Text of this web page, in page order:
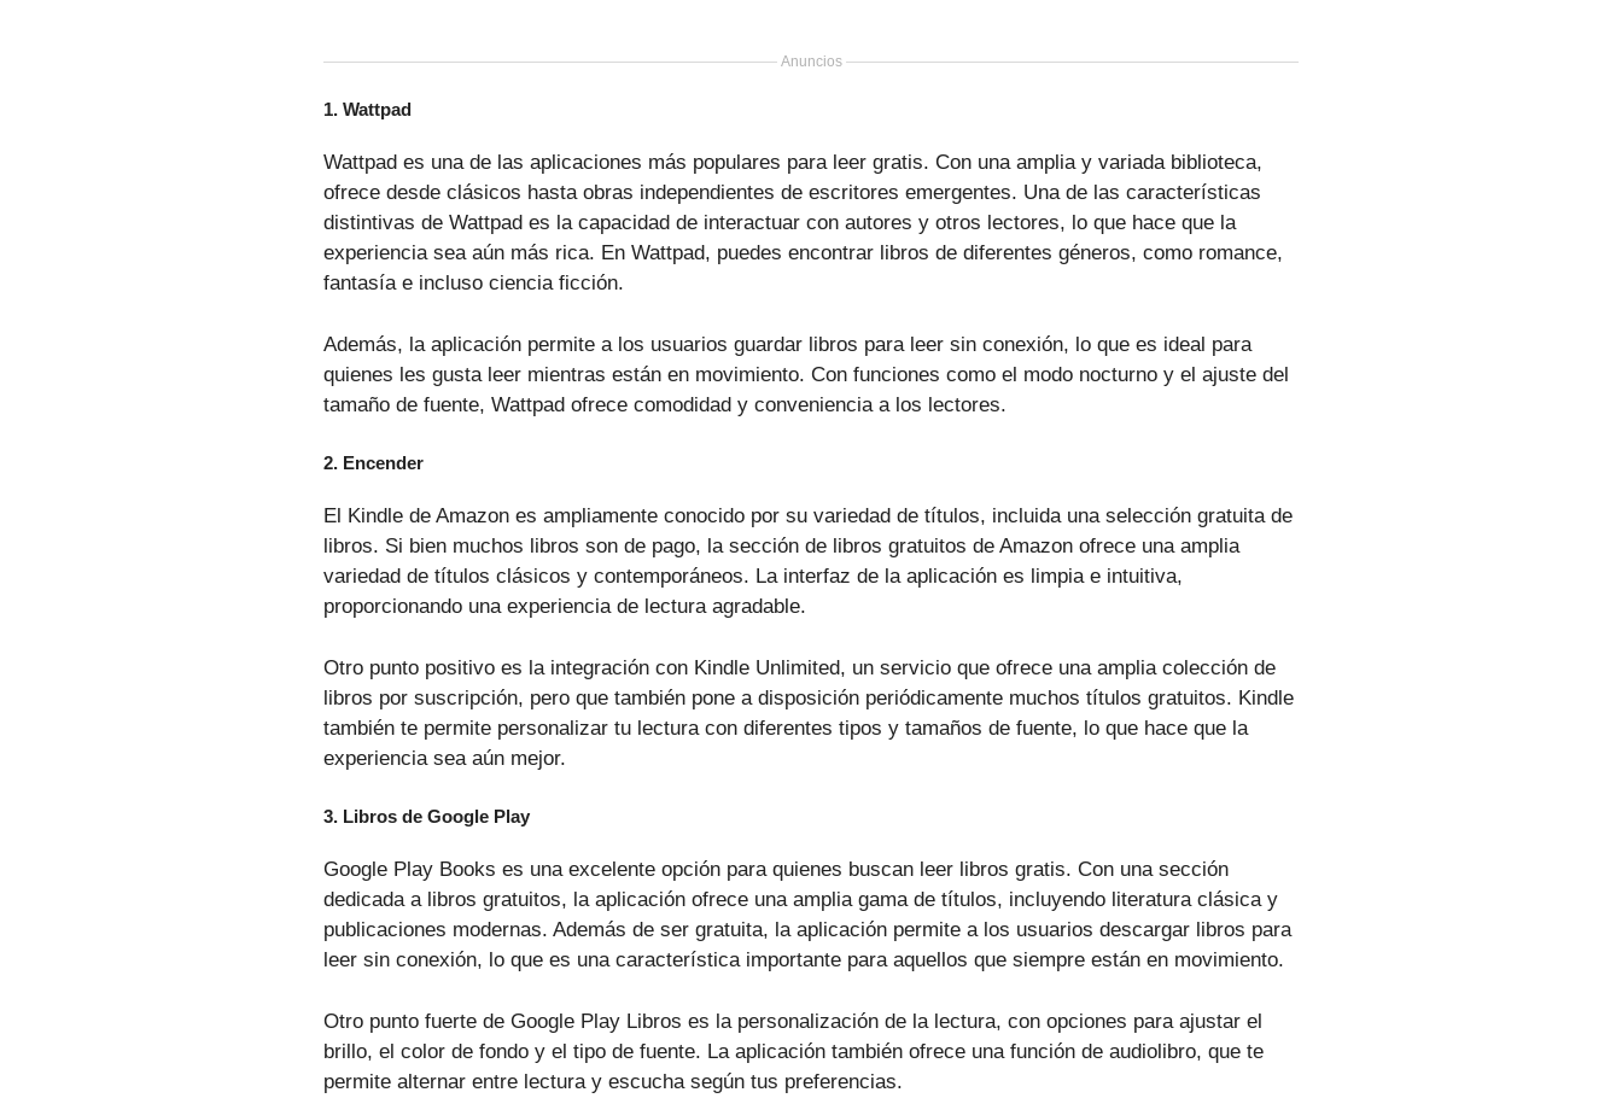
Anuncios
1. Wattpad
Wattpad es una de las aplicaciones más populares para leer gratis. Con una amplia y variada biblioteca,
ofrece desde clásicos hasta obras independientes de escritores emergentes. Una de las características
distintivas de Wattpad es la capacidad de interactuar con autores y otros lectores, lo que hace que la
experiencia sea aún más rica. En Wattpad, puedes encontrar libros de diferentes géneros, como romance,
fantasía e incluso ciencia ficción.
Además, la aplicación permite a los usuarios guardar libros para leer sin conexión, lo que es ideal para
quienes les gusta leer mientras están en movimiento. Con funciones como el modo nocturno y el ajuste del
tamaño de fuente, Wattpad ofrece comodidad y conveniencia a los lectores.
2. Encender
El Kindle de Amazon es ampliamente conocido por su variedad de títulos, incluida una selección gratuita de
libros. Si bien muchos libros son de pago, la sección de libros gratuitos de Amazon ofrece una amplia
variedad de títulos clásicos y contemporáneos. La interfaz de la aplicación es limpia e intuitiva,
proporcionando una experiencia de lectura agradable.
Otro punto positivo es la integración con Kindle Unlimited, un servicio que ofrece una amplia colección de
libros por suscripción, pero que también pone a disposición periódicamente muchos títulos gratuitos. Kindle
también te permite personalizar tu lectura con diferentes tipos y tamaños de fuente, lo que hace que la
experiencia sea aún mejor.
3. Libros de Google Play
Google Play Books es una excelente opción para quienes buscan leer libros gratis. Con una sección
dedicada a libros gratuitos, la aplicación ofrece una amplia gama de títulos, incluyendo literatura clásica y
publicaciones modernas. Además de ser gratuita, la aplicación permite a los usuarios descargar libros para
leer sin conexión, lo que es una característica importante para aquellos que siempre están en movimiento.
Otro punto fuerte de Google Play Libros es la personalización de la lectura, con opciones para ajustar el
brillo, el color de fondo y el tipo de fuente. La aplicación también ofrece una función de audiolibro, que te
permite alternar entre lectura y escucha según tus preferencias.